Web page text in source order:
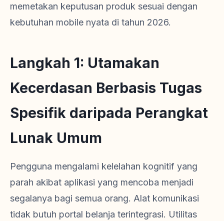
memetakan keputusan produk sesuai dengan
kebutuhan mobile nyata di tahun 2026.
Langkah 1: Utamakan
Kecerdasan Berbasis Tugas
Spesifik daripada Perangkat
Lunak Umum
Pengguna mengalami kelelahan kognitif yang
parah akibat aplikasi yang mencoba menjadi
segalanya bagi semua orang. Alat komunikasi
tidak butuh portal belanja terintegrasi. Utilitas